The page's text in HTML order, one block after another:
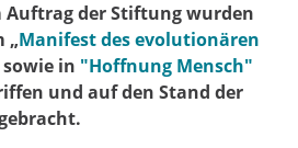
der Stiftung wurden
„Manifest des evolutionären
sowie in "Hoffnung Mensch"
und auf den Stand der